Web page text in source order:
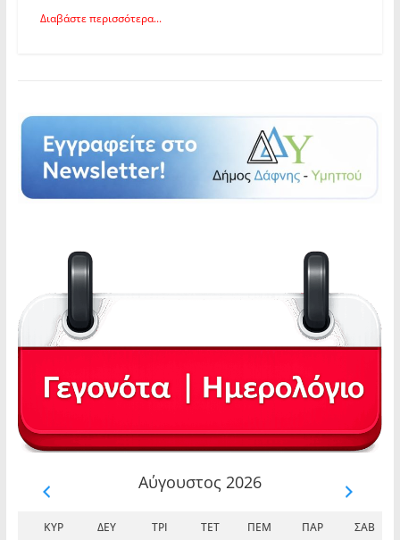
Διαβάστε περισσότερα...
Αύγουστος 2026
ΚΥΡ ΔΕΥ ΤΡΊ ΤΕΤ ΠΈΜ ΠΑΡ ΣΆΒ